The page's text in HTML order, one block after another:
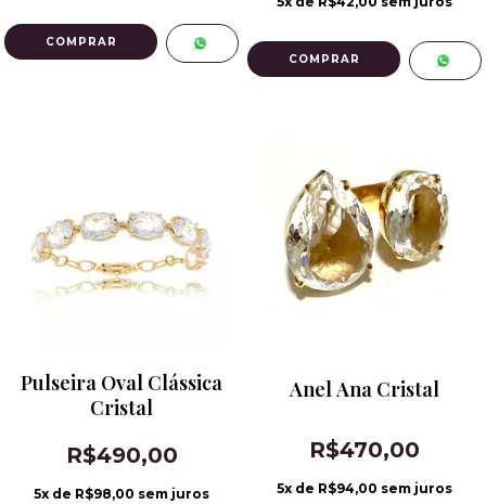
COMPRAR
COMPRAR
Pulseira Oval Clássica
Cristal
R$490,00
5x de R$98,00 sem juros
Anel Ana Cristal
R$470,00
5x de R$94,00 sem juros